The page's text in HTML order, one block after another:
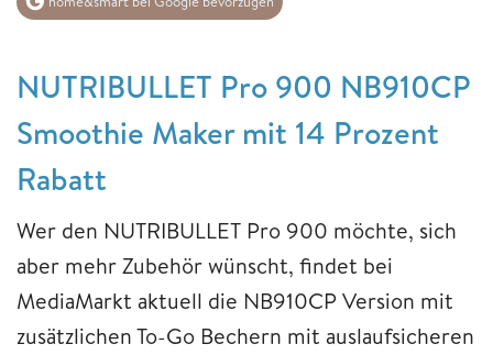
​​​​​​​NUTRIBULLET ​​​​​​​Pro 900 NB910CP
Smoothie Maker mit 14 Prozent
Rabatt
Wer den NUTRIBULLET Pro 900 möchte, sich
aber mehr Zubehör wünscht, findet bei
MediaMarkt aktuell die NB910CP Version mit
zusätzlichen To-Go Bechern mit auslaufsicheren